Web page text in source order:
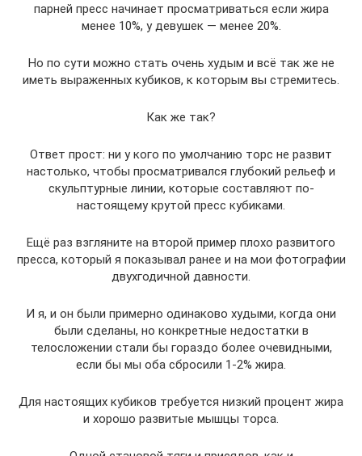
парней пресс начинает просматриваться если жира
менее 10%, у девушек — менее 20%.
Но по сути можно стать очень худым и всё так же не
иметь выраженных кубиков, к которым вы стремитесь.
Как же так?
Ответ прост: ни у кого по умолчанию торс не развит
настолько, чтобы просматривался глубокий рельеф и
скульптурные линии, которые составляют по-
настоящему крутой пресс кубиками.
Ещё раз взгляните на второй пример плохо развитого
пресса, который я показывал ранее и на мои фотографии
двухгодичной давности.
И я, и он были примерно одинаково худыми, когда они
были сделаны, но конкретные недостатки в
телосложении стали бы гораздо более очевидными,
если бы мы оба сбросили 1-2% жира.
Для настоящих кубиков требуется низкий процент жира
и хорошо развитые мышцы торса.